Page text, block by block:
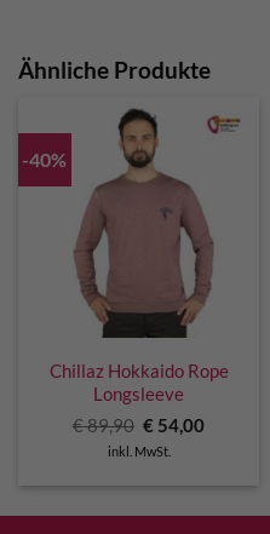
Ähnliche Produkte
-40%
Chillaz Hokkaido Rope
Longsleeve
€89,90 Ursprünglicher
Preis
war:
€ 54,00Aktueller
inkl. MwSt.